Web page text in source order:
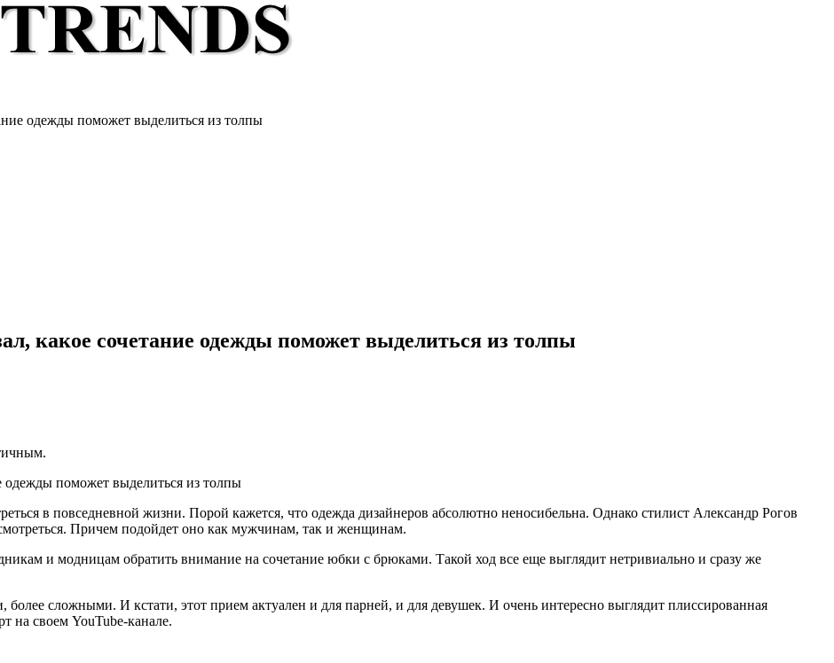
одежды поможет выделиться из толпы
какое сочетание одежды поможет выделиться из толпы
в повседневной жизни. Порой кажется, что одежда дизайнеров абсолютно неносибельна. Однако стилист Александр Рогов
Причем подойдет оно как мужчинам, так и женщинам.
и модницам обратить внимание на сочетание юбки с брюками. Такой ход все еще выглядит нетривиально и сразу же
более сложными. И кстати, этот прием актуален и для парней, и для девушек. И очень интересно выглядит плиссированная
на своем YouTube-канале.